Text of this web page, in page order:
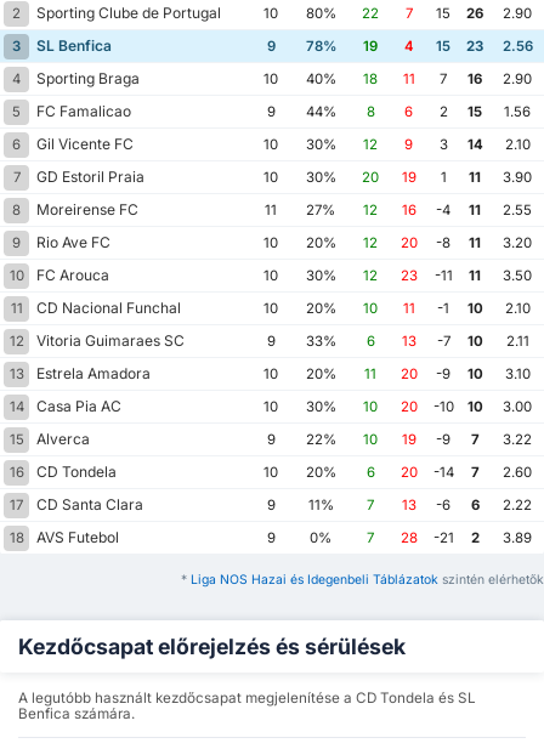
2
Sporting Clube de Portugal 10 80% 22 7 15 26
2.90
3
SL Benfica 9 78% 19 4 15 23
2.56
4
Sporting Braga 10 40% 18 11 7 16
2.90
5
FC Famalicao 9 44% 8 6 2 15
1.56
6
Gil Vicente FC 10 30% 12 9 3 14
2.10
7
GD Estoril Praia 10 30% 20 19 1 11
3.90
8
Moreirense FC 11 27% 12 16 -4 11
2.55
9
Rio Ave FC 10 20% 12 20 -8 11
3.20
10
FC Arouca 10 30% 12 23 -11 11
3.50
11
CD Nacional Funchal 10 20% 10 11 -1 10
2.10
12
Vitoria Guimaraes SC 9 33% 6 13 -7 10
2.11
13
Estrela Amadora 10 20% 11 20 -9 10
3.10
14
Casa Pia AC 10 30% 10 20 -10 10
3.00
15
Alverca 9 22% 10 19 -9 7
3.22
16
CD Tondela 10 20% 6 20 -14 7
2.60
17
CD Santa Clara 9 11% 7 13 -6 6
2.22
18
AVS Futebol 9 0% 7 28 -21 2 3.89
* Liga NOS Hazai és Idegenbeli Táblázatok szintén elérhetők
Kezdőcsapat előrejelzés és sérülések
A legutóbb használt kezdőcsapat megjelenítése a CD Tondela és SL
Benfica számára.